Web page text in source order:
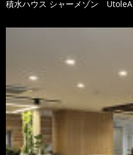
積水ハウス シャーメゾン UtoleA